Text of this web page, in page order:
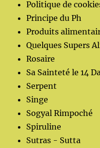
Politique de
Principe du Ph
Produits
Quelques Supers
Rosaire
Sa Sainteté le 14
Serpent
Singe
Sogyal Rimpoché
Spiruline
Sutras - Sutta